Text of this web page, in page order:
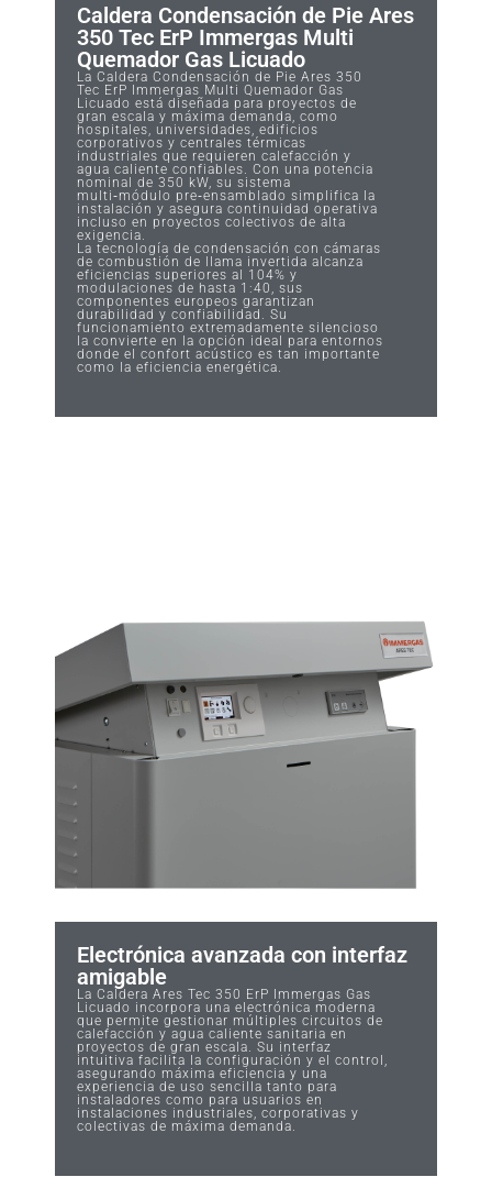
Caldera Condensación de Pie Ares
350 Tec ErP Immergas Multi
Quemador Gas Licuado
La Caldera Condensación de Pie Ares 350
Tec ErP Immergas Multi Quemador Gas
Licuado está diseñada para proyectos de
gran escala y máxima demanda, como
hospitales, universidades, edificios
corporativos y centrales térmicas
industriales que requieren calefacción y
agua caliente confiables. Con una potencia
nominal de 350 kW, su sistema
multi‑módulo pre‑ensamblado simplifica la
instalación y asegura continuidad operativa
incluso en proyectos colectivos de alta
exigencia.
La tecnología de condensación con cámaras
de combustión de llama invertida alcanza
eficiencias superiores al 104% y
modulaciones de hasta 1:40, sus
componentes europeos garantizan
durabilidad y confiabilidad. Su
funcionamiento extremadamente silencioso
la convierte en la opción ideal para entornos
donde el confort acústico es tan importante
como la eficiencia energética.
Electrónica avanzada con interfaz
amigable
La Caldera Ares Tec 350 ErP Immergas Gas
Licuado incorpora una electrónica moderna
que permite gestionar múltiples circuitos de
calefacción y agua caliente sanitaria en
proyectos de gran escala. Su interfaz
intuitiva facilita la configuración y el control,
asegurando máxima eficiencia y una
experiencia de uso sencilla tanto para
instaladores como para usuarios en
instalaciones industriales, corporativas y
colectivas de máxima demanda.